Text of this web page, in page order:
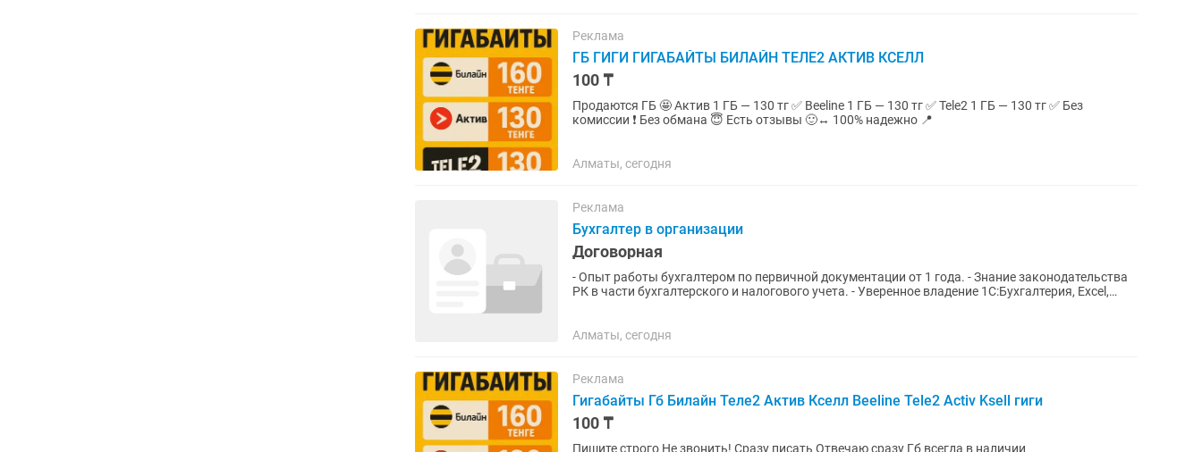
Реклама
ГБ ГИГИ ГИГАБАЙТЫ БИЛАЙН ТЕЛЕ2 АКТИВ КСЕЛЛ
100 ₸
Продаются ГБ 🤩 Актив 1 ГБ — 130 тг ✅ Beeline 1 ГБ — 130 тг ✅ Tele2 1 ГБ — 130 тг ✅ Без
комиссии ❗ Без обмана 😇 Есть отзывы 🙂↔ 100% надежно 📍
Алматы, сегодня
Реклама
Бухгалтер в организации
Договорная
- Опыт работы бухгалтером по первичной документации от 1 года. - Знание законодательства
РК в части бухгалтерского и налогового учета. - Уверенное владение 1С:Бухгалтерия, Excel,
Алматы, сегодня
Реклама
Гигабайты Гб Билайн Теле2 Актив Кселл Beeline Tele2 Activ Ksell гиги
100 ₸
Пишите строго Не звонить! Сразу писать Отвечаю сразу Гб всегда в наличии